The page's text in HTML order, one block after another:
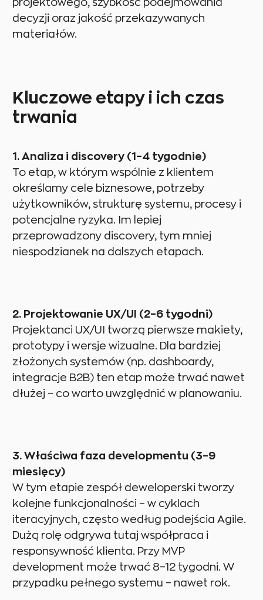
projektowego, szybkość podejmowania
decyzji oraz jakość przekazywanych
materiałów.
Kluczowe etapy i ich czas
trwania
1. Analiza i discovery (1–4 tygodnie)
To etap, w którym wspólnie z klientem
określamy cele biznesowe, potrzeby
użytkowników, strukturę systemu, procesy i
potencjalne ryzyka. Im lepiej
przeprowadzony discovery, tym mniej
niespodzianek na dalszych etapach.
2. Projektowanie UX/UI (2–6 tygodni)
Projektanci UX/UI tworzą pierwsze makiety,
prototypy i wersje wizualne. Dla bardziej
złożonych systemów (np. dashboardy,
integracje B2B) ten etap może trwać nawet
dłużej – co warto uwzględnić w planowaniu.
3. Właściwa faza developmentu (3–9
miesięcy)
W tym etapie zespół deweloperski tworzy
kolejne funkcjonalności – w cyklach
iteracyjnych, często według podejścia Agile.
Dużą rolę odgrywa tutaj współpraca i
responsywność klienta. Przy MVP
development może trwać 8–12 tygodni. W
przypadku pełnego systemu – nawet rok.